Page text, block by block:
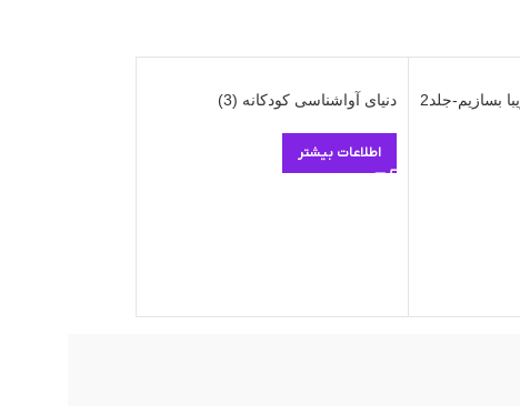
بسازیم-جلد2 دنیای آواشناسی کودکانه (3)
اطلاعات بیشتر